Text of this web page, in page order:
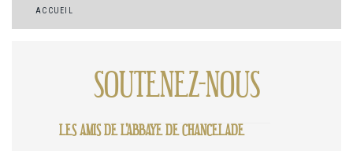
Navigation
l’article
ACCUEIL
SOUTENEZ-NOUS
LES AMIS DE L'ABBAYE DE CHANCELADE